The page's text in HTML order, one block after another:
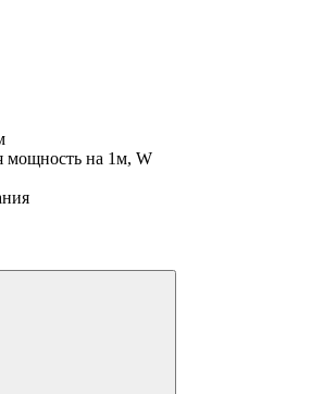
мощность на 1м, W